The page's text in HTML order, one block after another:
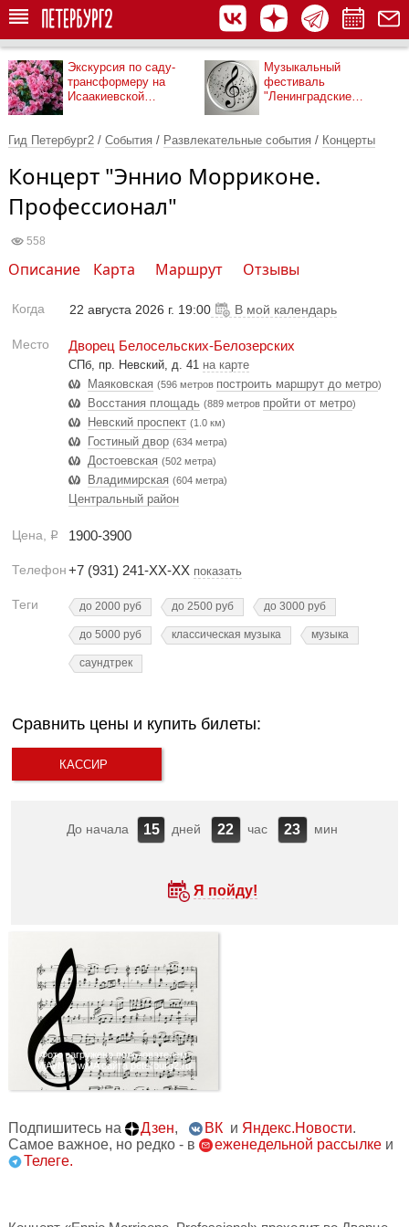
Экскурсия по саду-
трансформеру на
Исаакиевской
Музыкальный
фестиваль
"Ленинградские
Гид Петербург2 / События / Развлекательные события / Концерты
Концерт "Эннио Морриконе.
Профессионал"
558
Описание Карта Маршрут Отзывы
Когда 22 августа 2026 г. 19:00 В мой календарь
Место Дворец Белосельских-Белозерских
СПб, пр. Невский, д. 41 на карте
Маяковская (596 метров построить маршрут до метро)
Восстания площадь (889 метров пройти от метро)
Невский проспект (1.0 км)
Гостиный двор (634 метра)
Достоевская (502 метра)
Владимирская (604 метра)
Центральный район
Цена, Р 1900-3900
Телефон+7 (931) 241-XX-XX показать
Теги до 2000 руб до 2500 руб до 3000 руб
до 5000 руб классическая музыка музыка
саундтрек
Сравнить цены и купить билеты:
КАССИР
До начала 15 дней 22 час 23 мин
Я пойду!
Фото загружено пользователем
MjAyN jQwMA сайта peterburg2.ru
Подпишитесь на Дзен, ВК и Яндекс.Новости.
Самое важное, но редко - в
еженедельной рассылке и
Телеге.